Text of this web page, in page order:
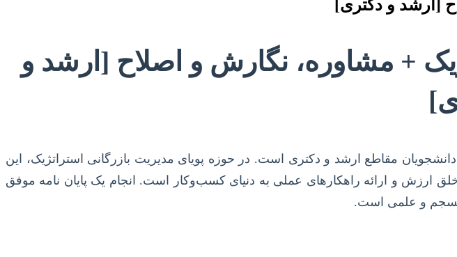
[ارشد و دکتری]
+ مشاوره، نگارش و اصلاح [ارشد و
مقاطع ارشد و دکتری است. در حوزه پویای مدیریت بازرگانی استراتژیک، این
ارزش و ارائه راهکارهای عملی به دنیای کسب‌وکار است. انجام یک پایان نامه موفق
منسجم و علمی است.